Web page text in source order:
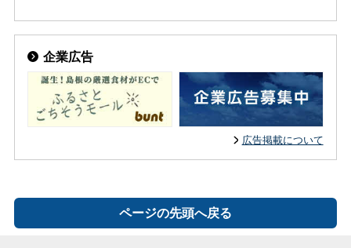
企業広告
広告掲載について
ページの先頭へ戻る